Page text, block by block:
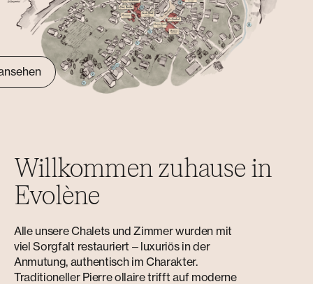
Willkommen zuhause in
Evolène
Alle unsere Chalets und Zimmer wurden mit
viel Sorgfalt restauriert – luxuriös in der
Anmutung, authentisch im Charakter.
Traditioneller Pierre ollaire trifft auf moderne